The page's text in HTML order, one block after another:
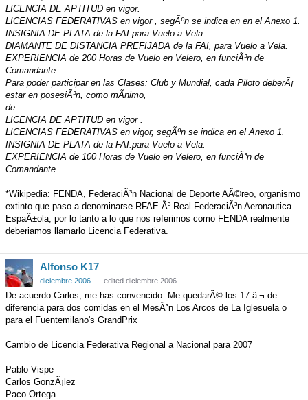
LICENCIA DE APTITUD en vigor.
LICENCIAS FEDERATIVAS en vigor , segÃºn se indica en en el Anexo 1.
INSIGNIA DE PLATA de la FAI.para Vuelo a Vela.
DIAMANTE DE DISTANCIA PREFIJADA de la FAI, para Vuelo a Vela.
EXPERIENCIA de 200 Horas de Vuelo en Velero, en funciÃ³n de
Comandante.
Para poder participar en las Clases: Club y Mundial, cada Piloto deberÃ¡
estar en posesiÃ³n, como mÃ­nimo,
de:
LICENCIA DE APTITUD en vigor .
LICENCIAS FEDERATIVAS en vigor, segÃºn se indica en el Anexo 1.
INSIGNIA DE PLATA de la FAI.para Vuelo a Vela.
EXPERIENCIA de 100 Horas de Vuelo en Velero, en funciÃ³n de
Comandante
*Wikipedia: FENDA, FederaciÃ³n Nacional de Deporte AÃ©reo, organismo
extinto que paso a denominarse RFAE Ã³ Real FederaciÃ³n Aeronautica
EspaÃ±ola, por lo tanto a lo que nos referimos como FENDA realmente
deberiamos llamarlo Licencia Federativa.
Alfonso K17
diciembre 2006 edited diciembre 2006
De acuerdo Carlos, me has convencido. Me quedarÃ© los 17 â‚¬ de
diferencia para dos comidas en el MesÃ³n Los Arcos de La Iglesuela o
para el Fuentemilano's GrandPrix
Cambio de Licencia Federativa Regional a Nacional para 2007
Pablo Vispe
Carlos GonzÃ¡lez
Paco Ortega